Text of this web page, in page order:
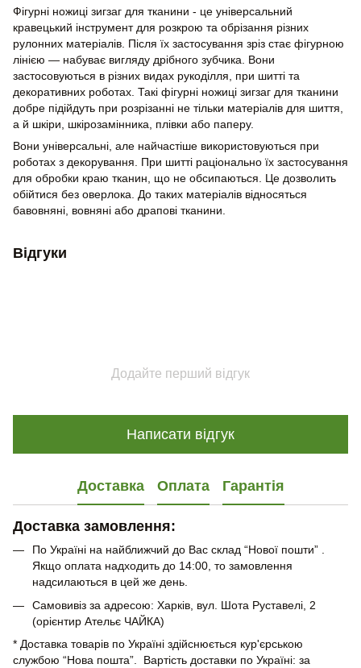
Фігурні ножиці зигзаг для тканини - це універсальний
кравецький інструмент для розкрою та обрізання різних
рулонних матеріалів. Після їх застосування зріз стає фігурною
лінією — набуває вигляду дрібного зубчика. Вони
застосовуються в різних видах рукоділля, при шитті та
декоративних роботах. Такі фігурні ножиці зигзаг для тканини
добре підійдуть при розрізанні не тільки матеріалів для шиття,
а й шкіри, шкірозамінника, плівки або паперу.
Вони універсальні, але найчастіше використовуються при
роботах з декорування. При шитті раціонально їх застосування
для обробки краю тканин, що не обсипаються. Це дозволить
обійтися без оверлока. До таких матеріалів відносяться
бавовняні, вовняні або драпові тканини.
Відгуки
Додайте перший відгук
Написати відгук
Доставка Оплата Гарантія
Доставка замовлення:
По Україні на найближчий до Вас склад “Нової пошти” .
Якщо оплата надходить до 14:00, то замовлення
надсилаються в цей же день.
Самовивіз за адресою: Харків, вул. Шота Руставелі, 2
(орієнтир Ательє ЧАЙКА)
* Доставка товарів по Україні здійснюється кур'єрською
службою “Нова пошта”. Вартість доставки по Україні: за